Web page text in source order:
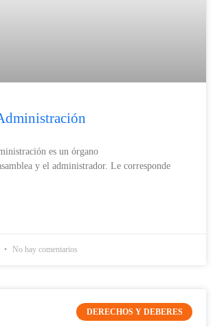
es un órgano
y el administrador. Le corresponde
No hay comentarios
DERECHOS Y DEBERES